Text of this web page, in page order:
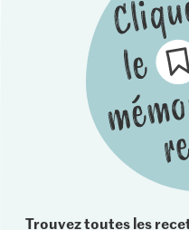
Trouvez toutes les